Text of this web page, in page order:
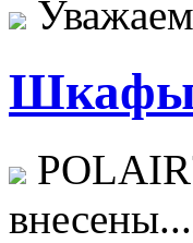
Шкафы
внесены...